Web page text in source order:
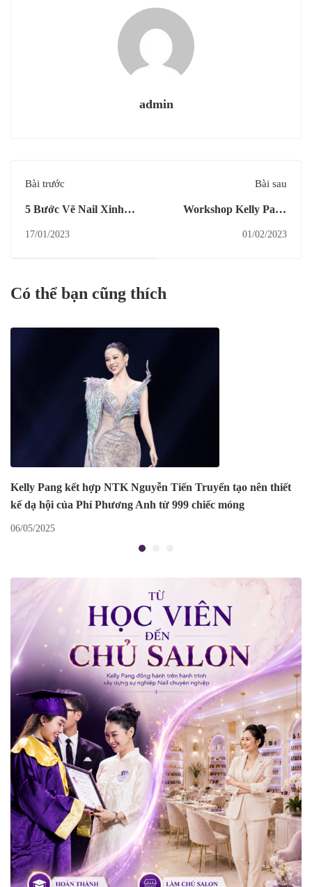
admin
Bài trước
5 Bước Vẽ Nail Xinh
17/01/2023
Bài sau
Workshop Kelly Pang
01/02/2023
Có thể bạn cũng thích
Kelly Pang kết hợp NTK Nguyễn Tiến Truyển tạo nên thiết
kế dạ hội của Phí Phương Anh từ 999 chiếc móng
06/05/2025